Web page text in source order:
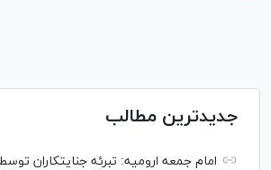
جدیدترین مطالب
امام جمعه ارومیه: تبرئه جنایتکاران